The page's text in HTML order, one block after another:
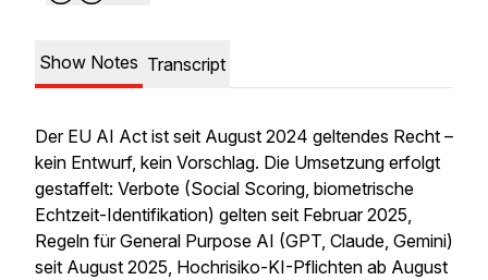
Show Notes Transcript
Der EU AI Act ist seit August 2024 geltendes Recht –
kein Entwurf, kein Vorschlag. Die Umsetzung erfolgt
gestaffelt: Verbote (Social Scoring, biometrische
Echtzeit-Identifikation) gelten seit Februar 2025,
Regeln für General Purpose AI (GPT, Claude, Gemini)
seit August 2025, Hochrisiko-KI-Pflichten ab August